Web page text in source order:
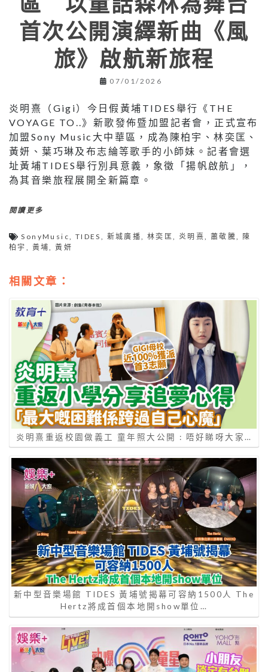
首次公開演繹新曲《風
旅》啟航新旅程
07/01/2026
炎明熹（Gigi）今日假黃埔TIDES舉行《THE
VOYAGE TO..》新歌發佈暨加盟記者會，正式宣布
加盟Sony Music大中華區，成為陳柏宇、林奕匡、
黃妍、葉巧琳及布志綸等歌手的小師妹。記者會選
址黃埔TIDES舉行別具意義，象徵「揚帆啟航」，
為其音樂旅程展開全新篇章。
閱讀更多
SonyMusic, TIDES , 新城廣播,林奕匡, 炎明熹,蕭敬騰, 陳
柏宇 , 黃埔,黃妍
相關文章：
炎明熹重返校園做義工 童年照大公開 : 唔好睇呀大家…
新中型音樂場館 TIDES 黃埔號揭幕可容納1500人 The
Hertz將成首個本地開show單位…